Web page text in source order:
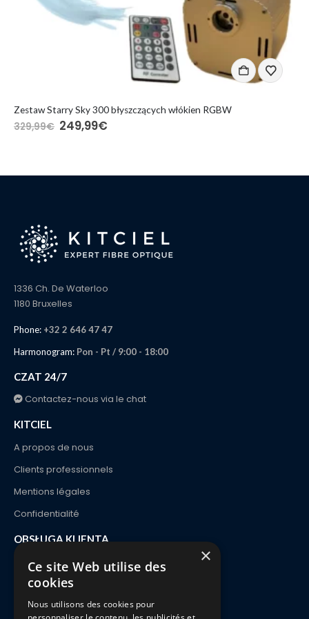
€ 249,99€
1336 Ch. De Waterloo
Harmonogram:Pon - Pt / 9:00 - 18:00
CZAT 24/7
Contactez-nous via le chat
Clients professionnels
Mentions légales
Confidentialité
OBSŁUGA KLIENTA
Kontakt
Zamówienie i dostawa
Płatności
Zwroty i wymiany
FAQ
×
Ce site Web utilise des
cookies
Nous utilisons des cookies pour